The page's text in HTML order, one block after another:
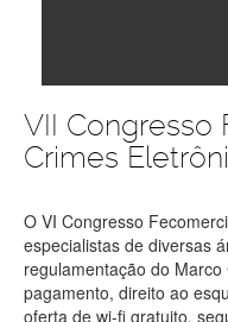
VII
Crimes
O VI Congresso
especialistas de diversas
regulamentação do
pagamento, direito ao
oferta de wi-fi gratuito,